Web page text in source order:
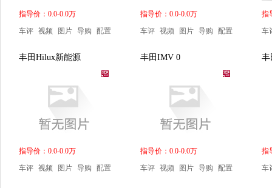
指导价：0.0-0.0万
车评 视频 图片 导购 配置
指导价：0.0-0.0万
车评 视频 图片 导购 配置
指
车
丰田Hilux新能源
指导价：0.0-0.0万
车评 视频 图片 导购 配置
丰田IMV 0
指导价：0.0-0.0万
车评 视频 图片 导购 配置
丰
指
车